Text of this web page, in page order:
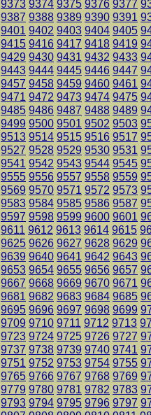
9373 9374 9375 9376 9377
9387 9388 9389 9390 9391
9401 9402 9403 9404 9405
9415 9416 9417 9418 9419
9429 9430 9431 9432 9433
9443 9444 9445 9446 9447
9457 9458 9459 9460 9461
9471 9472 9473 9474 9475
9485 9486 9487 9488 9489
9499 9500 9501 9502 9503
9513 9514 9515 9516 9517
9527 9528 9529 9530 9531
9541 9542 9543 9544 9545
9555 9556 9557 9558 9559
9569 9570 9571 9572 9573
9583 9584 9585 9586 9587
9597 9598 9599 9600 9601
9611 9612 9613 9614 9615
9625 9626 9627 9628 9629
9639 9640 9641 9642 9643
9653 9654 9655 9656 9657
9667 9668 9669 9670 9671
9681 9682 9683 9684 9685
9695 9696 9697 9698 9699
9709 9710 9711 9712 9713
9723 9724 9725 9726 9727
9737 9738 9739 9740 9741
9751 9752 9753 9754 9755
9765 9766 9767 9768 9769
9779 9780 9781 9782 9783
9793 9794 9795 9796 9797